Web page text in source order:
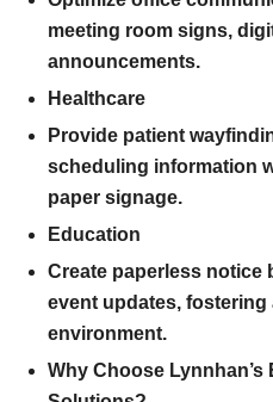
meeting room signs,
announcements.
Healthcare
Provide patient
scheduling information
paper signage.
Education
Create paperless notice
event updates,
environment.
Why Choose Lynnhan’s